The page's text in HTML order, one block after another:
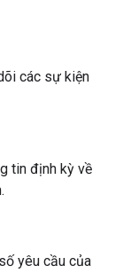
các sự kiện
tin định kỳ về
yêu cầu của